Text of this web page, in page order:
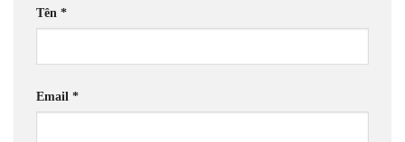
Tên *
Email *